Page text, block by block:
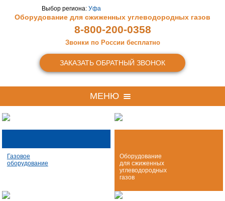
Выбор региона: Уфа
Оборудование для сжиженных углеводородных газов
8-800-200-0358
Звонки по России бесплатно
ЗАКАЗАТЬ ОБРАТНЫЙ ЗВОНОК
МЕНЮ
Газовое
оборудование
Оборудование
для сжиженных
углеводородных
газов